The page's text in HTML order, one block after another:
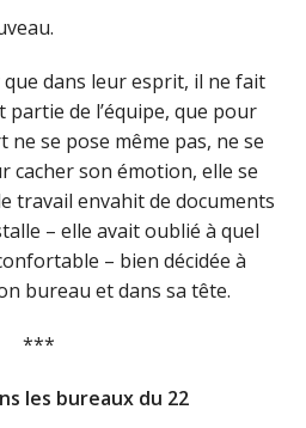
dans leur esprit, il ne fait
partie de l’équipe, que pour
ne se pose même pas, ne se
cacher son émotion, elle se
travail envahit de documents
– elle avait oublié à quel
– bien décidée à
bureau et dans sa tête.
***
les bureaux du 22